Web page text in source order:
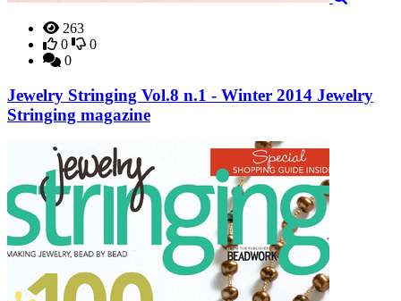
263
0
0
0
Jewelry Stringing Vol.8 n.1 - Winter 2014 Jewelry
Stringing magazine